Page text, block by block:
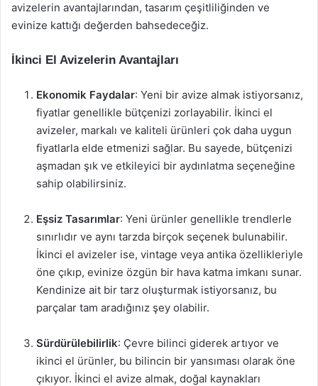
avizelerin avantajlarından, tasarım çeşitliliğinden ve
evinize kattığı değerden bahsedeceğiz.
İkinci El Avizelerin Avantajları
Ekonomik Faydalar: Yeni bir avize almak istiyorsanız,
fiyatlar genellikle bütçenizi zorlayabilir. İkinci el
avizeler, markalı ve kaliteli ürünleri çok daha uygun
fiyatlarla elde etmenizi sağlar. Bu sayede, bütçenizi
aşmadan şık ve etkileyici bir aydınlatma seçeneğine
sahip olabilirsiniz.
Eşsiz Tasarımlar: Yeni ürünler genellikle trendlerle
sınırlıdır ve aynı tarzda birçok seçenek bulunabilir.
İkinci el avizeler ise, vintage veya antika özellikleriyle
öne çıkıp, evinize özgün bir hava katma imkanı sunar.
Kendinize ait bir tarz oluşturmak istiyorsanız, bu
parçalar tam aradığınız şey olabilir.
Sürdürülebilirlik: Çevre bilinci giderek artıyor ve
ikinci el ürünler, bu bilincin bir yansıması olarak öne
çıkıyor. İkinci el avize almak, doğal kaynakları